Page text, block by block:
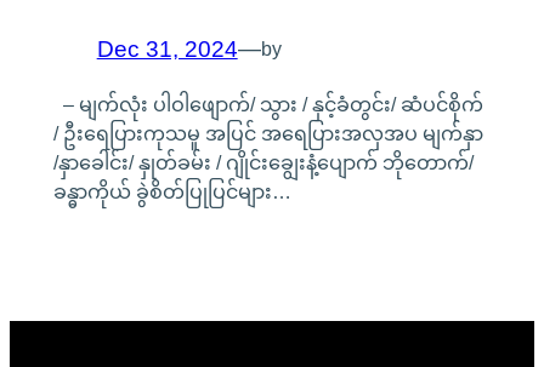
Dec 31, 2024—by
– မျက်လုံး ပါဝါဖျောက်/ သွား / နှင့်ခံတွင်း/ ဆံပင်စိုက်
/ ဦးရေပြားကုသမူ အပြင် အရေပြားအလှအပ မျက်နှာ
/နှာခေါင်း/ နှုတ်ခမ်း / ဂျိုင်းချွေးနံ့ပျောက် ဘိုတောက်/
ခန္ဓာကိုယ် ခွဲစိတ်ပြုပြင်များ…